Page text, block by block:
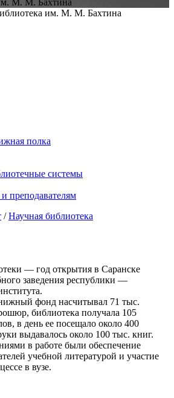
им. М. М. Бахтина
полка
системы
преподавателям
/Научная библиотека
— год открытия в Саранске
заведения республики —
фонд насчитывал 71 тыс.
библиотека получала 105
в день ее посещало около 400
выдавалось около 100 тыс. книг.
в работе были обеспечение
учебной литературой и участие
в вузе.